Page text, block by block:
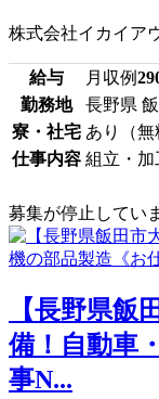
株式会社イカイア
給与 月収例
勤務地
長野県
寮・社宅 あり（無
仕事内容 組立・加
募集が停止してい
【長野県飯
備！自動車
事N...